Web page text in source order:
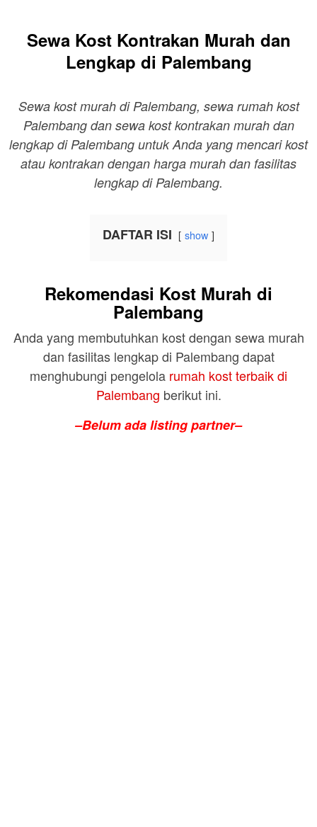
Sewa Kost Kontrakan Murah dan
Lengkap di Palembang
Sewa kost murah di Palembang, sewa rumah kost
Palembang dan sewa kost kontrakan murah dan
lengkap di Palembang untuk Anda yang mencari kost
atau kontrakan dengan harga murah dan fasilitas
lengkap di Palembang.
DAFTAR ISI show
Rekomendasi Kost Murah di
Palembang
Anda yang membutuhkan kost dengan sewa murah
dan fasilitas lengkap di Palembang dapat
menghubungi pengelola rumah kost terbaik di
Palembang berikut ini.
–Belum ada listing partner–